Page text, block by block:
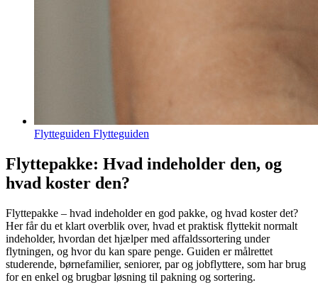
Flytteguiden Flytteguiden
Flyttepakke: Hvad indeholder den, og
hvad koster den?
Flyttepakke – hvad indeholder en god pakke, og hvad koster det?
Her får du et klart overblik over, hvad et praktisk flyttekit normalt
indeholder, hvordan det hjælper med affaldssortering under
flytningen, og hvor du kan spare penge. Guiden er målrettet
studerende, børnefamilier, seniorer, par og jobflyttere, som har brug
for en enkel og brugbar løsning til pakning og sortering.